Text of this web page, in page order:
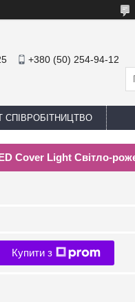
+380 (50) 254-94-12
СПІВРОБІТНИЦТВО
Cover Light Світло-
Купити з